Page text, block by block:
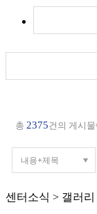
총 2375건의 게시
센터소식 > 갤러